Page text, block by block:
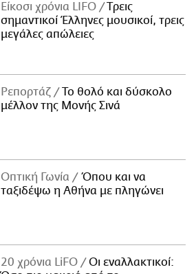
Είκοσι χρόνια LIFO
Tρεις
σημαντικοί Έλληνες μουσικοί, τρεις
μεγάλες απώλειες
Ρεπορτάζ
Το θολό και δύσκολο
μέλλον της Μονής Σινά
Οπτική Γωνία
Όπου και να
ταξιδέψω η Αθήνα με πληγώνει
20 χρόνια LiFO
Οι εναλλακτικοί: